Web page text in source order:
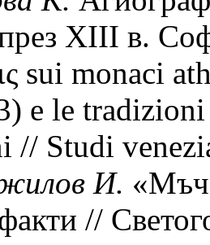
XIII в.
sui monaci
e le
// Studi
И.
//